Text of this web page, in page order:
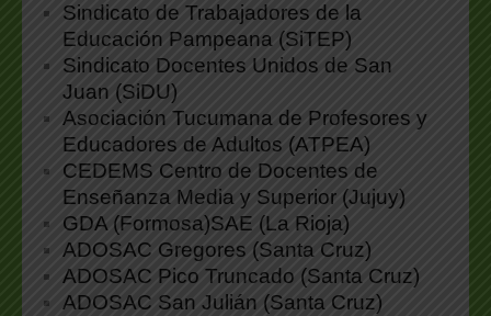
Sindicato de Trabajadores de la
Educación Pampeana (SiTEP)
Sindicato Docentes Unidos de San
Juan (SiDU)
Asociación Tucumana de Profesores y
Educadores de Adultos (ATPEA)
CEDEMS Centro de Docentes de
Enseñanza Media y Superior (Jujuy)
GDA (Formosa)SAE (La Rioja)
ADOSAC Gregores (Santa Cruz)
ADOSAC Pico Truncado (Santa Cruz)
ADOSAC San Julián (Santa Cruz)